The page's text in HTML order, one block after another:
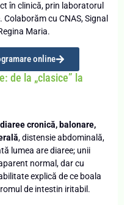
în clinică, prin laboratorul
cu CNAS, Signal
Maria.
online
de la „clasice” la
diaree cronică, balonare,
, distensie abdominală,
lumea are diaree; unii
normal, dar cu
explică de ce boala
de intestin iritabil.